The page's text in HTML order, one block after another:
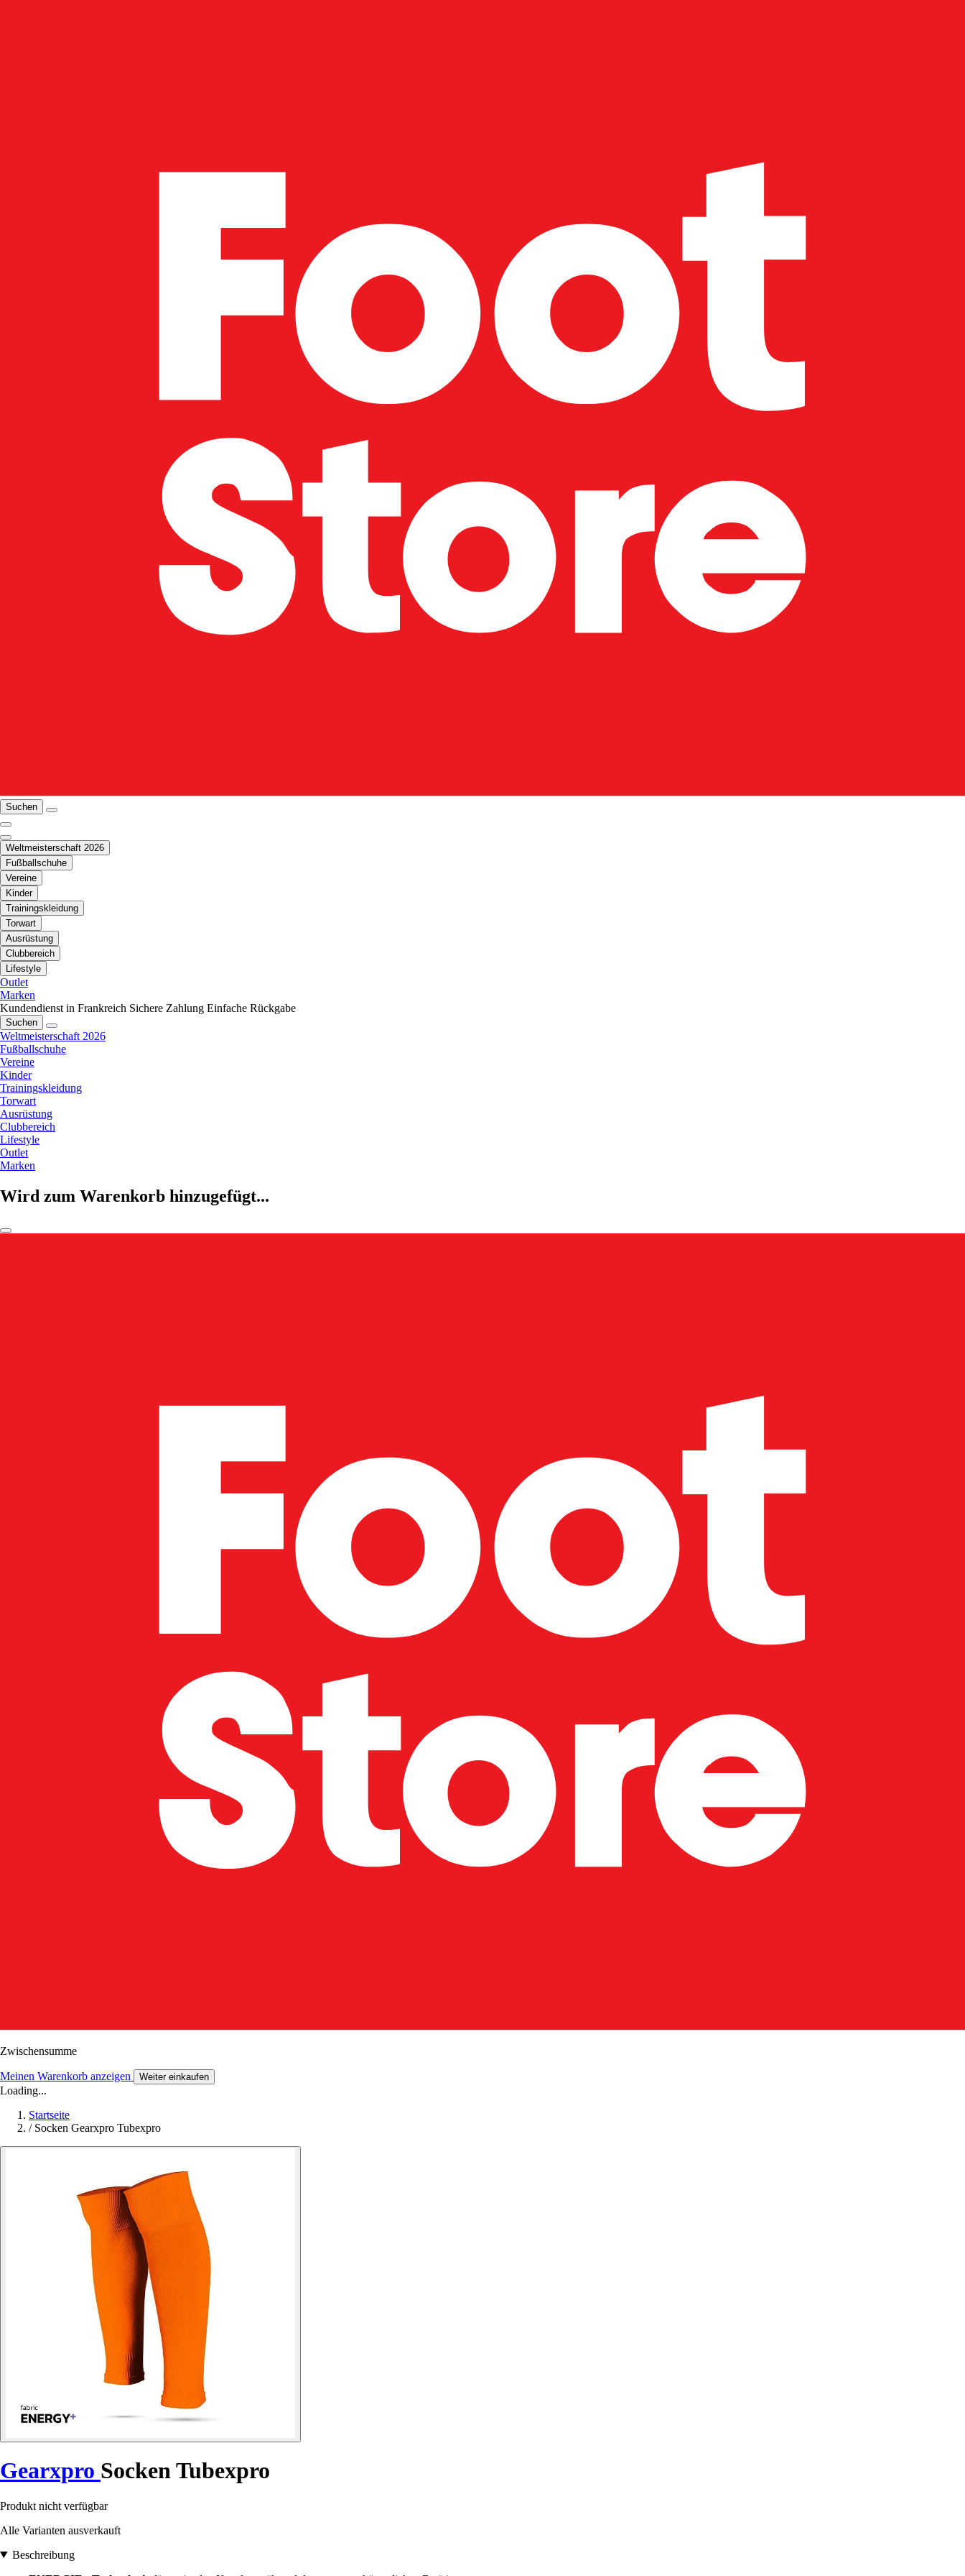
Suchen
Weltmeisterschaft 2026
Fußballschuhe
Vereine
Kinder
Trainingskleidung
Torwart
Ausrüstung
Clubbereich
Lifestyle
Outlet
Marken
Kundendienst in Frankreich Sichere Zahlung Einfache Rückgabe
Suchen
Weltmeisterschaft 2026
Fußballschuhe
Vereine
Kinder
Trainingskleidung
Torwart
Ausrüstung
Clubbereich
Lifestyle
Outlet
Marken
Wird zum Warenkorb hinzugefügt...
Zwischensumme
Meinen Warenkorb anzeigen Weiter einkaufen
Loading...
Startseite
/ Socken Gearxpro Tubexpro
Gearxpro Socken Tubexpro
Produkt nicht verfügbar
Alle Varianten ausverkauft
Beschreibung